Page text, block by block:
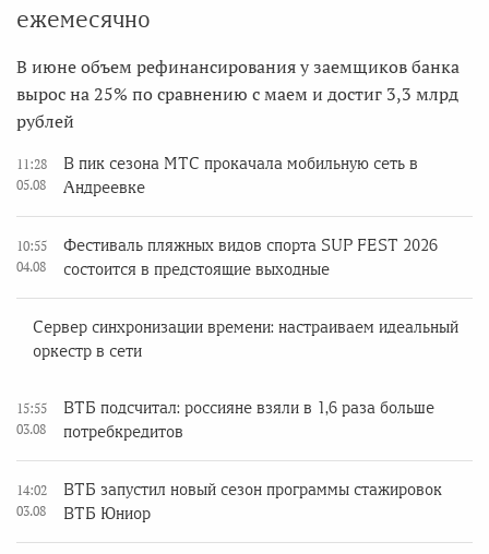
ежемесячно
В июне объем рефинансирования у заемщиков банка
вырос на 25% по сравнению с маем и достиг 3,3 млрд
рублей
11:28
05.08
В пик сезона МТС прокачала мобильную сеть в
Андреевке
10:55
04.08
Фестиваль пляжных видов спорта SUP FEST 2026
состоится в предстоящие выходные
Сервер синхронизации времени: настраиваем идеальный
оркестр в сети
15:55
03.08
ВТБ подсчитал: россияне взяли в 1,6 раза больше
потребкредитов
14:02
03.08
ВТБ запустил новый сезон программы стажировок
ВТБ Юниор